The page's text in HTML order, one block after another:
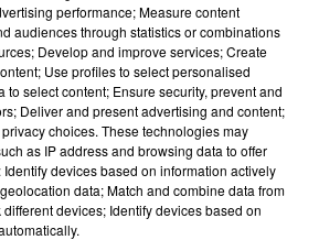
Ellie Goulding
Love Me Like You Do
CHRISTOPHE MAÉ
La Lune
masqué compte-tenu du refus du
que vous avez exprimé. Si vous
performance; Measure content
audiences through statistics or combinations
Develop and improve services; Create
Use profiles to select personalised
to select content; Ensure security, prevent and
Deliver and present advertising and content;
choices. These technologies may
as IP address and browsing data to offer
devices based on information actively
data; Match and combine data from
devices; Identify devices based on